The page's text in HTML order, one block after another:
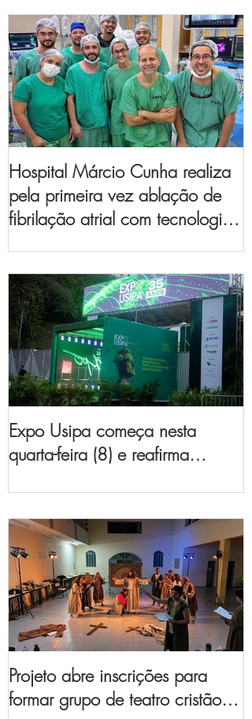
Hospital Márcio Cunha realiza
pela primeira vez ablação de
fibrilação atrial com tecnologia
Expo Usipa começa nesta
quarta-feira (8) e reafirma
prestação de serviços de Minas
Gerais
Projeto abre inscrições para
formar grupo de teatro cristão